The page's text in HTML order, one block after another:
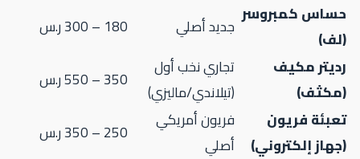
كمبروسر جديد أصلي
180 – 300 ر.س
مكيف
تجاري نخب أول
(تيلاندي/ماليزي)
350 – 550 ر.س
فريون
إلكتروني)
فريون أمريكي
أصلي
250 – 350 ر.س